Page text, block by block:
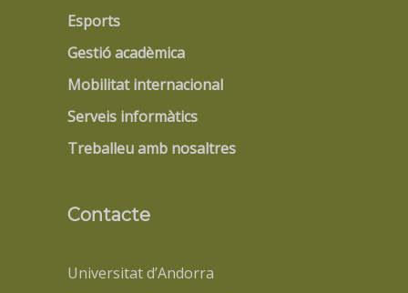
Esports
Gestió acadèmica
Mobilitat internacional
Serveis informàtics
Treballeu amb nosaltres
Contacte
Universitat d’Andorra